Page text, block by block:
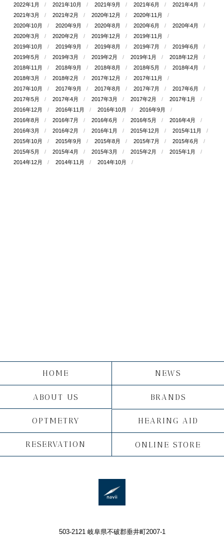
2022年1月
2021年10月 2021年9月 2021年6月
2021年4月
2021年3月
2021年2月 2020年12月
2020年11月
2020年10月
2020年9月 2020年8月 2020年6月
2020年4月
2020年3月
2020年2月 2019年12月
2019年11月
2019年10月
2019年9月 2019年8月 2019年7月
2019年6月
2019年5月
2019年3月 2019年2月 2019年1月
2018年12月
2018年11月
2018年9月 2018年8月 2018年5月
2018年4月
2018年3月
2018年2月 2017年12月
2017年11月
2017年10月
2017年9月 2017年8月 2017年7月
2017年6月
2017年5月
2017年4月 2017年3月 2017年2月
2017年1月
2016年12月
2016年11月 2016年10月
2016年9月
2016年8月
2016年7月 2016年6月 2016年5月
2016年4月
2016年3月
2016年2月 2016年1月 2015年12月
2015年11月
2015年10月
2015年9月 2015年8月 2015年7月
2015年6月
2015年5月
2015年4月 2015年3月 2015年2月
2015年1月
2014年12月
2014年11月 2014年10月
HOME NEWS
ABOUT US BRANDS
OPTMETRY HEARING AID
RESERVATION ONLINE STORE
503-2121 岐阜県不破郡垂井町2007-1